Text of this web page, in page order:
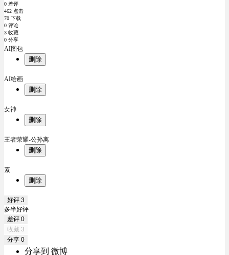
0 差评
462 点击
70 下载
0 评论
3 收藏
0 分享
AI图包
删除
AI绘画
删除
女神
删除
王者荣耀-公孙离
删除
素
删除
好评 3
多半好评
差评 0
收藏 3
分享 0
分享到 微博